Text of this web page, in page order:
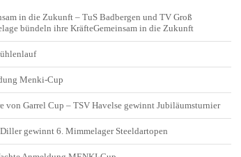
in die Zukunft – TuS Badbergen und TV Groß
bündeln ihre KräfteGemeinsam in die Zukunft
Menki-Cup
von Garrel Cup – TSV Havelse gewinnt Jubiläumsturnier
gewinnt 6. Mimmelager Steeldartopen